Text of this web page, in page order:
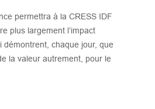
permettra à la CRESS IDF
plus largement l’impact
démontrent, chaque jour, que
la valeur autrement, pour le